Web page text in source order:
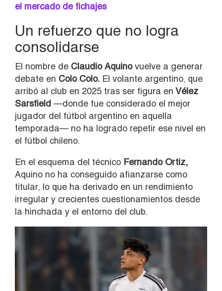
el mercado de fichajes
Un refuerzo que no logra
consolidarse
El nombre de Claudio Aquinovuelve a generar
debate en Colo Colo. El volante argentino, que
arribó al club en 2025 tras ser figura en Vélez
Sarsfield —donde fue considerado el mejor
jugador del fútbol argentino en aquella
temporada— no ha logrado repetir ese nivel en
el fútbol chileno.
En el esquema del técnico Fernando Ortiz,
Aquino no ha conseguido afianzarse como
titular, lo que ha derivado en un rendimiento
irregular y crecientes cuestionamientos desde
la hinchada y el entorno del club.